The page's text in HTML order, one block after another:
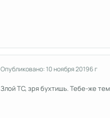
Опубликовано:10 ноября 20196 г
Злой ТС, зря бухтишь. Тебе-же